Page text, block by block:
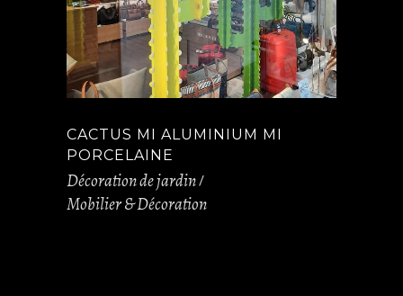
CACTUS MI ALUMINIUM MI
PORCELAINE
Décoration de jardin
Mobilier & Décoration